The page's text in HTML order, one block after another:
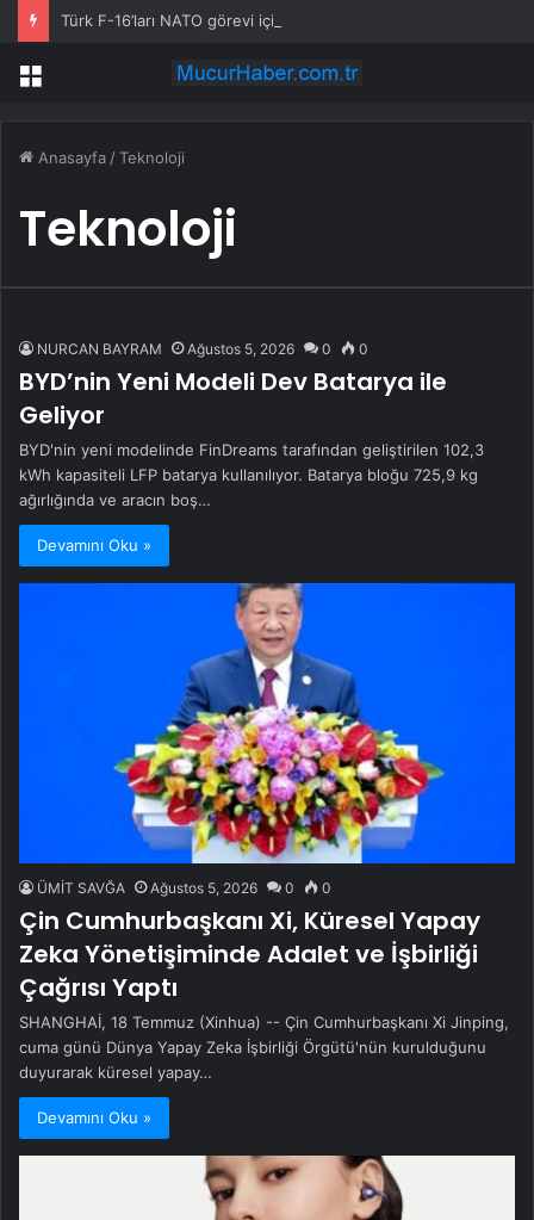
Menü
Anasayfa /Teknoloji
Teknoloji
NURCAN BAYRAM Ağustos 5, 2026 0 0
BYD’nin Yeni Modeli Dev Batarya ile
Geliyor
BYD'nin yeni modelinde FinDreams tarafından geliştirilen 102,3
kWh kapasiteli LFP batarya kullanılıyor. Batarya bloğu 725,9 kg
ağırlığında ve aracın boş…
Devamını Oku »
ÜMİT SAVĞA Ağustos 5, 2026 0 0
Çin Cumhurbaşkanı Xi, Küresel Yapay
Zeka Yönetişiminde Adalet ve İşbirliği
Çağrısı Yaptı
SHANGHAİ, 18 Temmuz (Xinhua) -- Çin Cumhurbaşkanı Xi Jinping,
cuma günü Dünya Yapay Zeka İşbirliği Örgütü'nün kurulduğunu
duyurarak küresel yapay…
Devamını Oku »